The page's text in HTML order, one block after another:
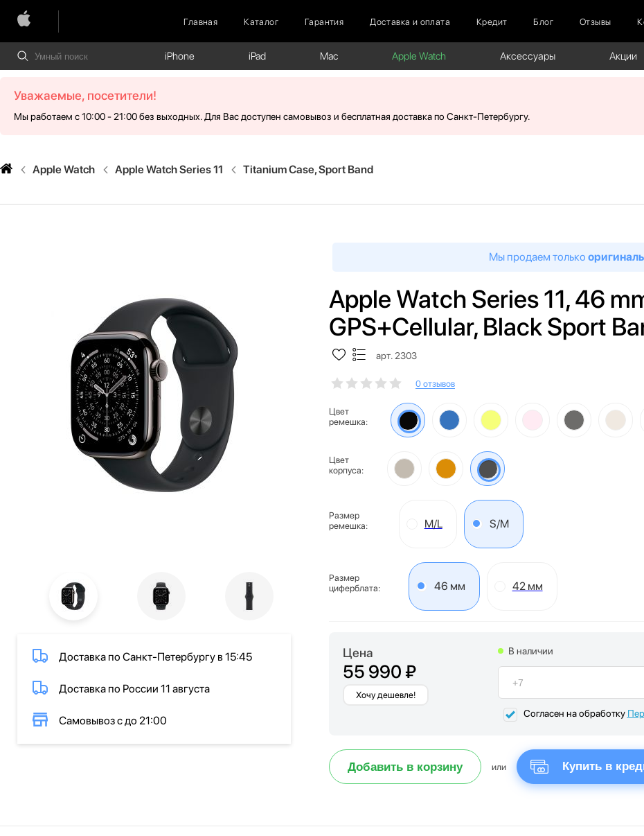
Главная Каталог Гарантия Доставка и оплата Кредит Блог Отзывы
iPhone iPad Mac Apple Watch Аксессуары Акции
Уважаемые, посетители!
Мы работаем с 10:00 - 21:00 без выходных. Для Вас доступен самовывоз и бесплатная доставка по Санкт-Петербургу.
Apple Watch Apple Watch Series 11 Titanium Case, Sport Band
Доставка по Санкт-Петербургу в 15:45
Доставка по России 11 августа
Самовывоз с до 21:00
Мы продаем только
Apple Watch Series 11, 46
GPS+Cellular, Black Sport
арт. 2303
0 отзывов
Цвет
ремешка:
Цвет
корпуса:
Размер
ремешка:
M/L S/M
Размер
циферблата:
46 мм 42 мм
Цена
55 990 ₽
Хочу дешевле!
В наличии
Согласен на обработку
Добавить в корзину или Купить в